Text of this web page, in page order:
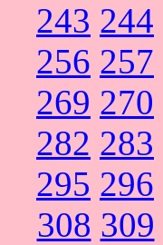
243 244
256 257
269 270
282 283
295 296
308 309